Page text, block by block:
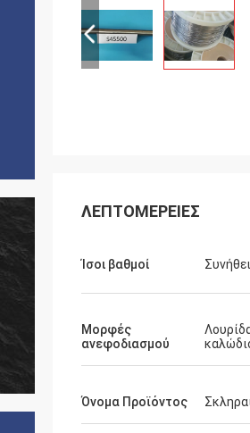
μεγάλος συνεργάτης για το
κοβαλτίου νικελίου!
ΛΕΠΤΟΜΈΡΕΙΕΣ
Ίσοι βαθμοί
Μορφές
ανεφοδιασμού
Όνομα Προϊόντος